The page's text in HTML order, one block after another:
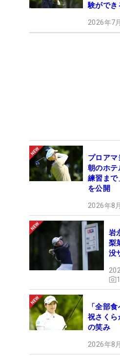
験ができ
2026年7
プロア
朝のホテ
練習まで
を公開
2026年8
岩
梨
没
1
「全部
祝さくら
の笑み
2026年8